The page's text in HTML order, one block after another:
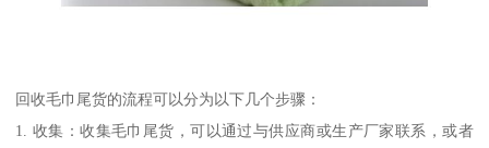
回收毛巾尾货的流程可以分为以下几个步骤：
1. 收集：收集毛巾尾货，可以通过与供应商或生产厂家联系，或者